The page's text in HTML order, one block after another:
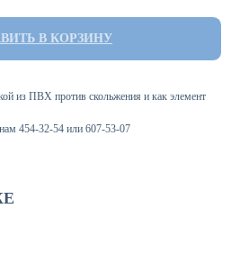
В КОРЗИНУ
из ПВХ против скольжения и как элемент
454-32-54 или 607-53-07